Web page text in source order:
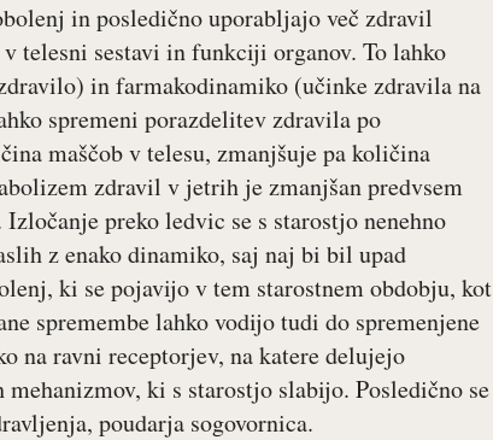
in posledično uporabljajo več zdravil
telesni sestavi in funkciji organov. To lahko
in farmakodinamiko (učinke zdravila na
spremeni porazdelitev zdravila po
maščob v telesu, zmanjšuje pa količina
zdravil v jetrih je zmanjšan predvsem
preko ledvic se s starostjo nenehno
z enako dinamiko, saj naj bi bil upad
ki se pojavijo v tem starostnem obdobju, kot
spremembe lahko vodijo tudi do spremenjene
na ravni receptorjev, na katere delujejo
ki s starostjo slabijo. Posledično se
poudarja sogovornica.